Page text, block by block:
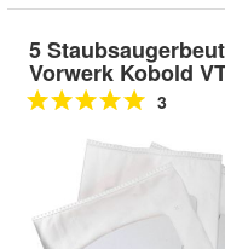
5
Vorwerk Kobold
3